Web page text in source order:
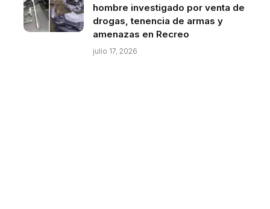
hombre investigado por venta de
drogas, tenencia de armas y
amenazas en Recreo
julio 17, 2026